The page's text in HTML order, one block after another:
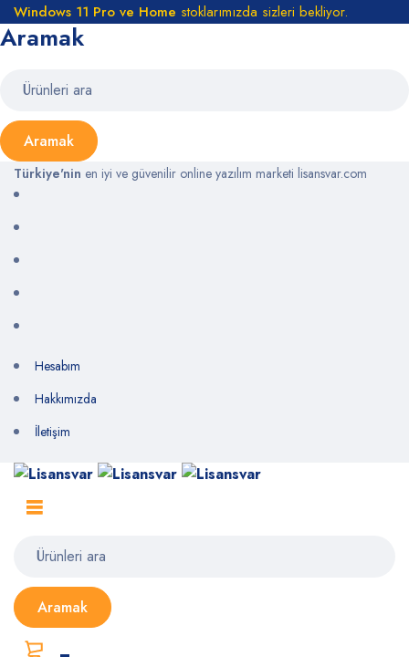
Windows 11 Pro ve Home stoklarımızda sizleri bekliyor.
Aramak
Türkiye'nin en iyi ve güvenilir online yazılım marketi lisansvar.com
Hesabım
Hakkımızda
İletişim